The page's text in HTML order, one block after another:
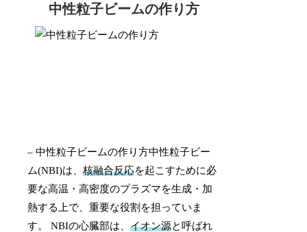
中性粒子ビームの作り方
– 中性粒子ビームの作り方中性粒子ビー
ム(NBI)は、核融合反応を起こすために必
要な高温・高密度のプラズマを生成・加
熱する上で、重要な役割を担っていま
す。 NBIの心臓部は、イオン源と呼ばれ